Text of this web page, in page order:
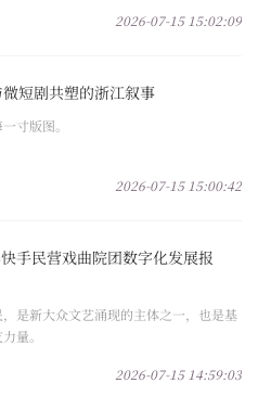
2026-07-15 15:02:09
短剧共塑的浙江叙事
寸版图。
2026-07-15 15:00:42
手民营戏曲院团数字化发展报
是新大众文艺涌现的主体之一，也是基
量。
2026-07-15 14:59:03